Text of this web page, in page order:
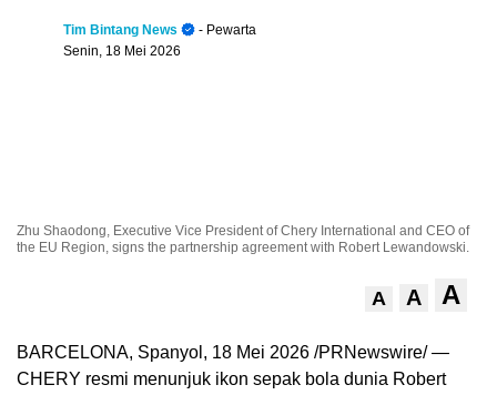
Tim Bintang News
- Pewarta
Senin, 18 Mei 2026
Zhu Shaodong, Executive Vice President of Chery International and CEO of
the EU Region, signs the partnership agreement with Robert Lewandowski.
A A A
BARCELONA, Spanyol, 18 Mei 2026 /PRNewswire/ —
CHERY resmi menunjuk ikon sepak bola dunia Robert